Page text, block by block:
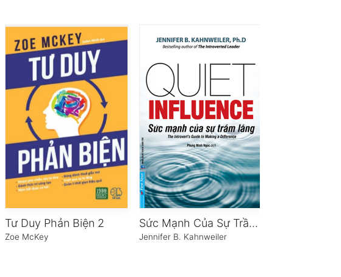
Tư Duy Phản Biện 2
Zoe McKey
Sức Mạnh Của Sự Trầm Lắng
Jennifer B. Kahnweiler